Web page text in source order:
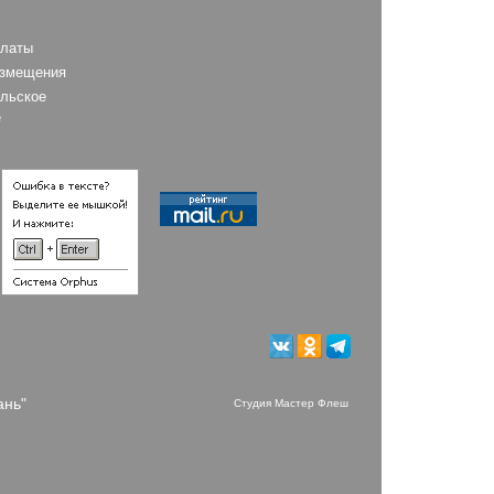
Студия Мастер Флеш